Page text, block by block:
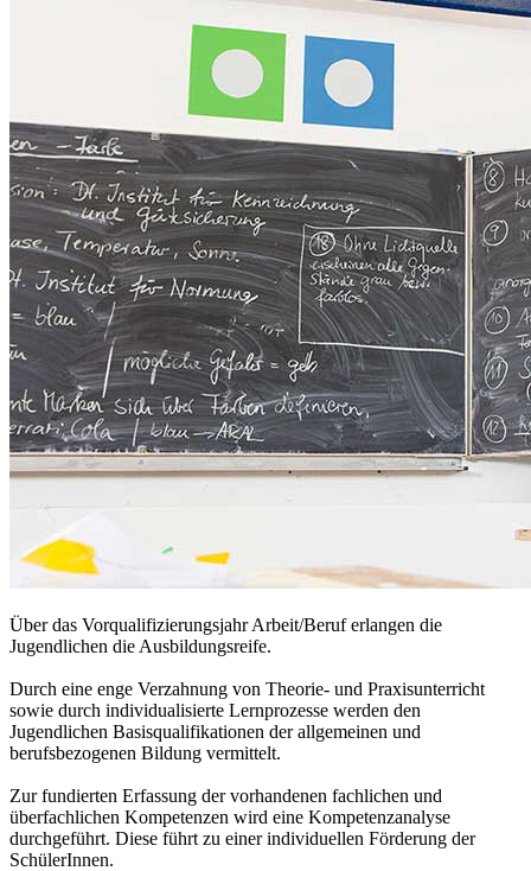
Über das Vorqualifizierungsjahr Arbeit/Beruf erlangen die
Jugendlichen die Ausbildungsreife.
Durch eine enge Verzahnung von Theorie- und Praxisunterricht
sowie durch individualisierte Lernprozesse werden den
Jugendlichen Basisqualifikationen der allgemeinen und
berufsbezogenen Bildung vermittelt.
Zur fundierten Erfassung der vorhandenen fachlichen und
überfachlichen Kompetenzen wird eine Kompetenzanalyse
durchgeführt. Diese führt zu einer individuellen Förderung der
SchülerInnen.